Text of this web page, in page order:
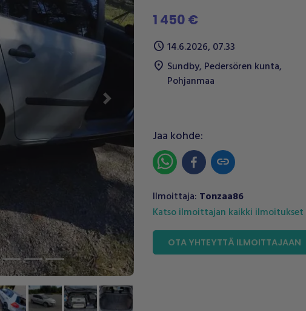
Next
1 450 €
schedule 14.6.2026, 07.33
location_on Sundby, Pedersören kunta,
Pohjanmaa
Jaa kohde:
link
Ilmoittaja: Tonzaa86
Katso ilmoittajan kaikki ilmoitukset
OTA YHTEYTTÄ ILMOITTAJAAN